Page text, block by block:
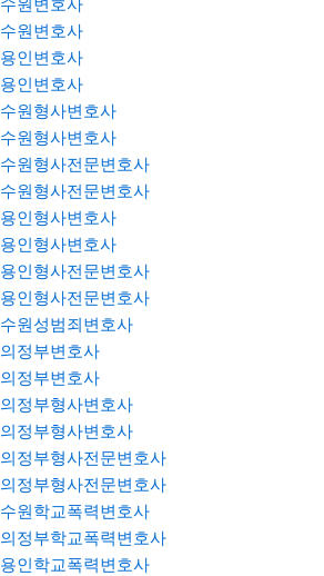
수원변호사
수원변호사
용인변호사
용인변호사
수원형사변호사
수원형사변호사
수원형사전문변호사
수원형사전문변호사
용인형사변호사
용인형사변호사
용인형사전문변호사
용인형사전문변호사
수원성범죄변호사
의정부변호사
의정부변호사
의정부형사변호사
의정부형사변호사
의정부형사전문변호사
의정부형사전문변호사
수원학교폭력변호사
의정부학교폭력변호사
용인학교폭력변호사